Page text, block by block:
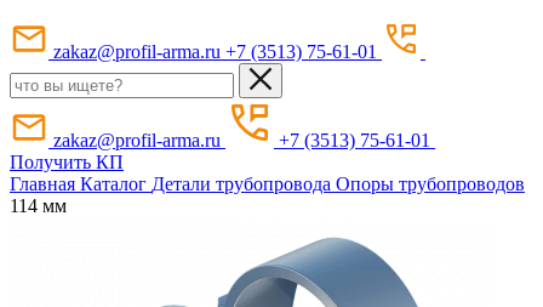
zakaz@profil-arma.ru +7 (3513) 75-61-01
zakaz@profil-arma.ru
+7 (3513) 75-61-01
Получить КП
Главная Каталог Детали трубопровода Опоры трубопроводов
114 мм